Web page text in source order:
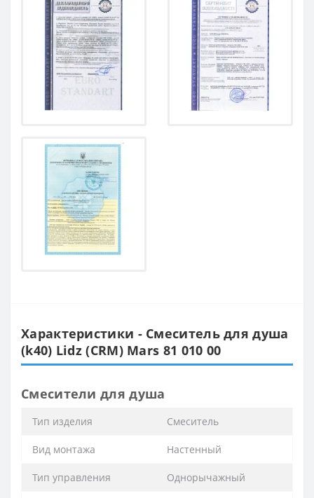
Характеристики - Смеситель для душа
(k40) Lidz (CRM) Mars 81 010 00
Смесители для душа
Тип изделия Смеситель
Вид монтажа Настенный
Тип управления Однорычажный